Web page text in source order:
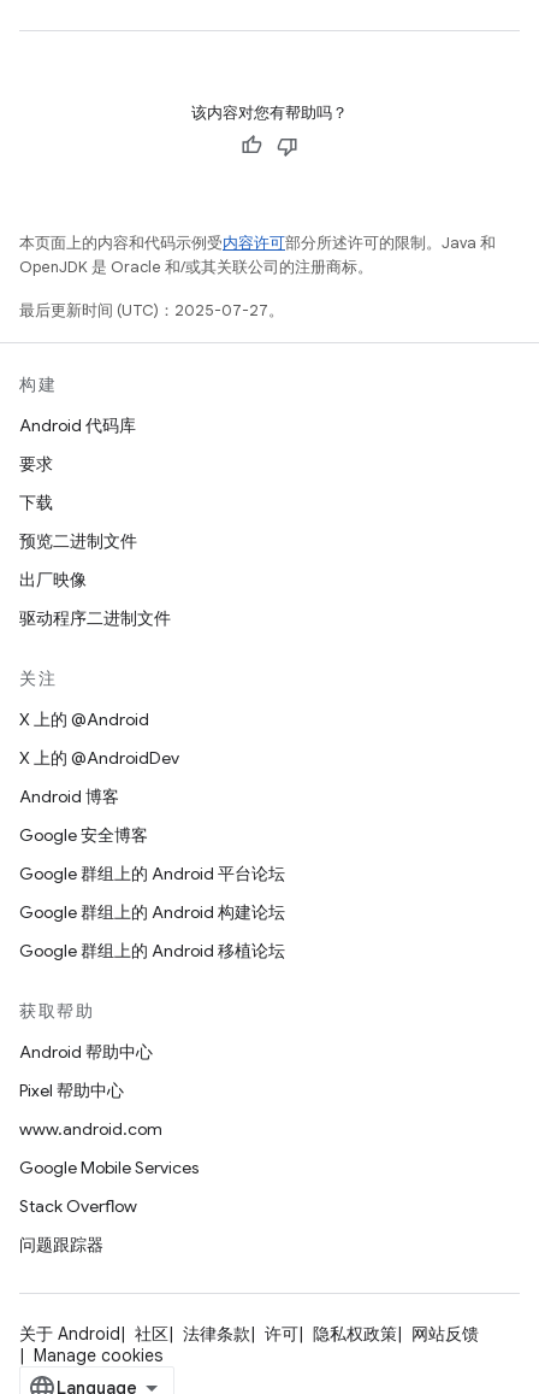
该内容对您有帮助吗？
本页面上的内容和代码示例受内容许可部分所述许可的限制。Java 和
OpenJDK 是 Oracle 和/或其关联公司的注册商标。
最后更新时间 (UTC)：2025-07-27。
构建
Android 代码库
要求
下载
预览二进制文件
出厂映像
驱动程序二进制文件
关注
X 上的 @Android
X 上的 @AndroidDev
Android 博客
Google 安全博客
Google 群组上的 Android 平台论坛
Google 群组上的 Android 构建论坛
Google 群组上的 Android 移植论坛
获取帮助
Android 帮助中心
Pixel 帮助中心
www.android.com
Google Mobile Services
Stack Overflow
问题跟踪器
关于 Android 社区 法律条款 许可 隐私权政策
网站反馈
Manage cookies